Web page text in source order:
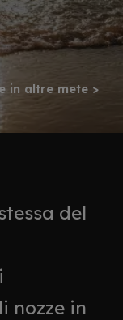
in altre mete >
del
nozze in